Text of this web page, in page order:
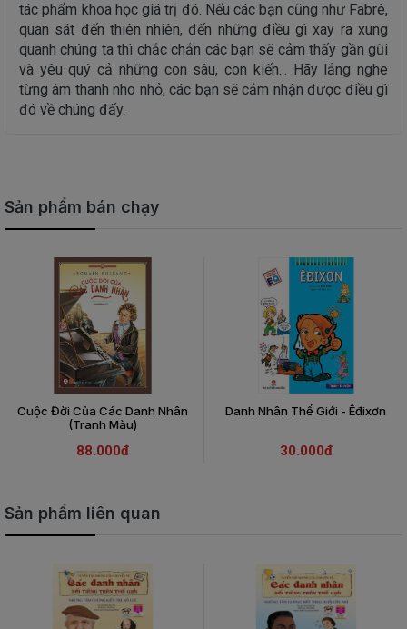
tác phẩm khoa học giá trị đó. Nếu các bạn cũng như Fabrê,
quan sát đến thiên nhiên, đến những điều gì xay ra xung
quanh chúng ta thì chắc chắn các bạn sẽ cảm thấy gần gũi
và yêu quý cả những con sâu, con kiến... Hãy lắng nghe
từng âm thanh nho nhỏ, các bạn sẽ cảm nhận được điều gì
đó về chúng đấy.
Sản phẩm bán chạy
Cuộc Đời Của Các Danh Nhân
(Tranh Màu)
88.000đ
Danh Nhân Thế Giới - Êđixơn
30.000đ
Sản phẩm liên quan